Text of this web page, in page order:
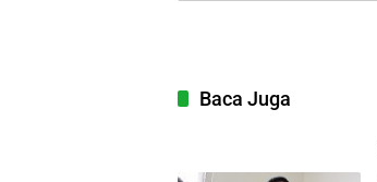
Baca Juga